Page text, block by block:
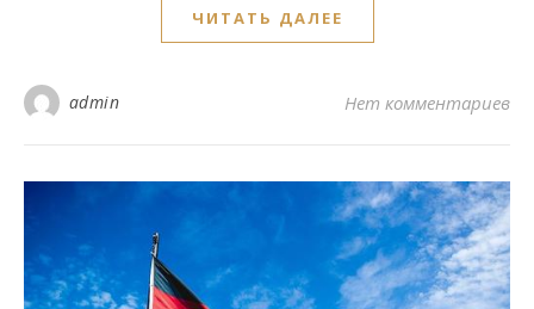
ЧИТАТЬ ДАЛЕЕ
admin Нет комментариев